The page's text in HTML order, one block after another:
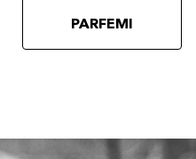
PARFEMI